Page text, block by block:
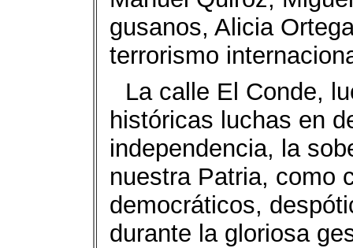
gusanos, Alicia
terrorismo
La calle El Conde,
históricas luchas en
independencia, la
nuestra Patria, como
democráticos,
durante la gloriosa